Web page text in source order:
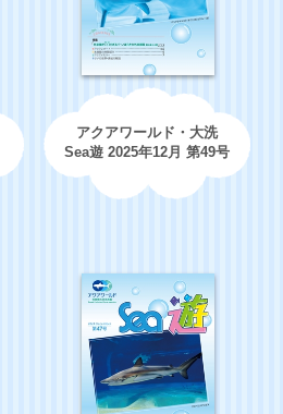
アクアワールド・大洗
Sea遊 2025年12月 第49号